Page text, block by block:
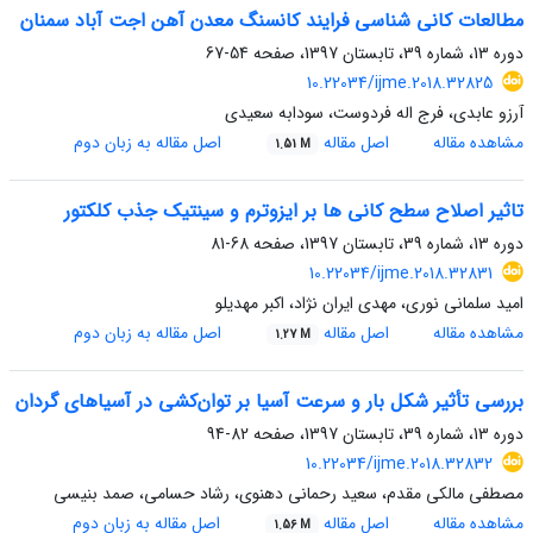
مطالعات کانی شناسی فرایند کانسنگ معدن آهن اجت آباد سمنان
دوره 13، شماره 39، تابستان 1397، صفحه
54-67
10.22034/ijme.2018.32825
آرزو عابدی، فرج اله فردوست، سودابه سعیدی
مشاهده مقاله
اصل مقاله 1.51 M اصل مقاله به زبان دوم
تاثیر اصلاح سطح کانی ها بر ایزوترم و سینتیک جذب کلکتور
دوره 13، شماره 39، تابستان 1397، صفحه
68-81
10.22034/ijme.2018.32831
امید سلمانی نوری، مهدی ایران نژاد، اکبر مهدیلو
مشاهده مقاله
اصل مقاله 1.27 M اصل مقاله به زبان دوم
بررسی تأثیر شکل بار و سرعت آسیا بر توان‌کشی در آسیاهای گردان
دوره 13، شماره 39، تابستان 1397، صفحه
82-94
10.22034/ijme.2018.32832
مصطفی مالکی مقدم، سعید رحمانی دهنوی، رشاد حسامی، صمد بنیسی
مشاهده مقاله
اصل مقاله 1.56 M اصل مقاله به زبان دوم